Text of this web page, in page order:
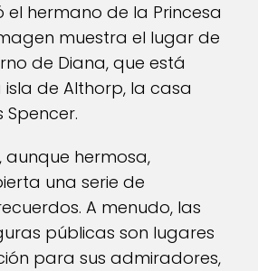
el hermano de la Princesa
muestra el lugar de
de Diana, que está
de Althorp, la casa
hermosa,
una serie de
A menudo, las
públicas son lugares
para sus admiradores,